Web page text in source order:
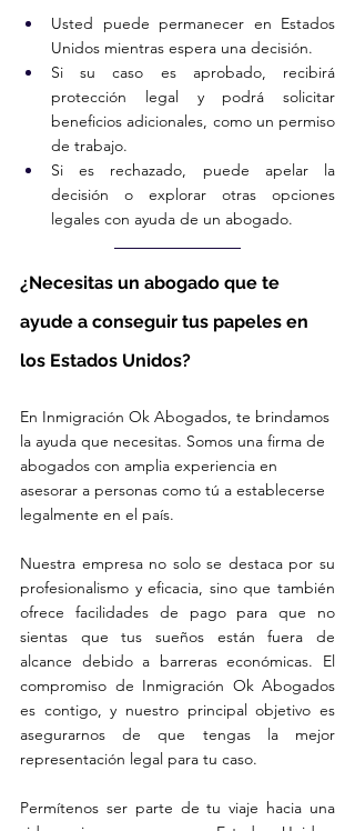
Usted puede permanecer en Estados
Unidos mientras espera una decisión.
Si su caso es aprobado, recibirá
protección legal y podrá solicitar
beneficios adicionales, como un permiso
de trabajo.
Si es rechazado, puede apelar la
decisión o explorar otras opciones
legales con ayuda de un abogado.
¿Necesitas un abogado que te
ayude a conseguir tus papeles en
los Estados Unidos?
En Inmigración Ok Abogados, te brindamos
la ayuda que necesitas. Somos una firma de
abogados con amplia experiencia en
asesorar a personas como tú a establecerse
legalmente en el país.
Nuestra empresa no solo se destaca por su
profesionalismo y eficacia, sino que también
ofrece facilidades de pago para que no
sientas que tus sueños están fuera de
alcance debido a barreras económicas. El
compromiso de Inmigración Ok Abogados
es contigo, y nuestro principal objetivo es
asegurarnos de que tengas la mejor
representación legal para tu caso.
Permítenos ser parte de tu viaje hacia una